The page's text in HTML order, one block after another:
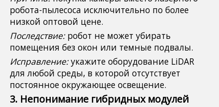
робота-пылесоса исключительно по более
низкой оптовой цене.
Последствие: робот не может убирать
помещения без окон или темные подвалы.
Исправление:укажите оборудование LiDAR
для любой среды, в которой отсутствует
постоянное окружающее освещение.
3. Непонимание гибридных модулей